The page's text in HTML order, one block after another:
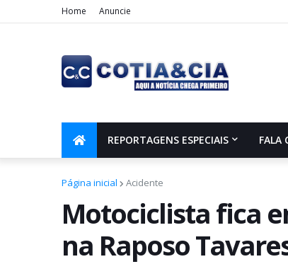
Home Anuncie
REPORTAGENS ESPECIAIS FALA
Página inicial Acidente
Motociclista fica
na Raposo